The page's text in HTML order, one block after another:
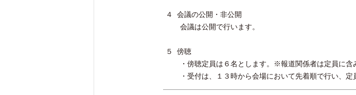
４ 会議の公開・非公開
会議は公開で行います。
５ 傍聴
・傍聴定員は６名とします。※報道関係者は定員に含
・受付は、１３時から会場において先着順で行い、定